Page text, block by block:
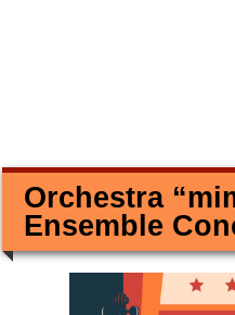
Orchestra
Ensemble